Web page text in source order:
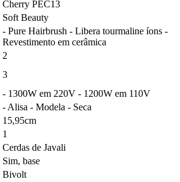
Cherry PEC13
Soft Beauty
- Pure Hairbrush - Libera tourmaline íons -
Revestimento em cerâmica
2
3
- 1300W em 220V - 1200W em 110V
- Alisa - Modela - Seca
15,95cm
1
Cerdas de Javali
Sim, base
Bivolt